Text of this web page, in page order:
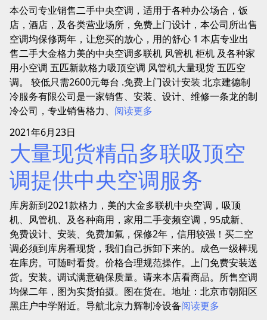
本公司专业销售二手中央空调，适用于各种办公场合，饭
店，酒店，及各类营业场所，免费上门设计，本公司所出售
空调均保修两年，让您买的放心，用的舒心 1 本店专业出
售二手大金格力美的中央空调多联机 风管机 柜机 及各种家
用小空调 五匹新款格力吸顶空调 风管机大量现货 五匹空
调。 较低只需2600元每台 .免费上门设计安装 北京建德制
冷服务有限公司是一家销售、安装、设计、维修一条龙的制
冷公司，专业销售格力、 阅读更多
2021年6月23日
大量现货精品多联吸顶空
调提供中央空调服务
库房新到2021款格力，美的大金多联机中央空调，吸顶
机、风管机、及各种商用，家用二手变频空调，95成新、
免费设计、安装、免费加氟，保修2年，信用较强！买二空
调必须到库房看现货，我们自己拆卸下来的。成色一级棒现
在库房。可随时看货。价格合理规范操作。上门免费安装送
货。安装。调试满意确保质量。请来本店看商品。所售空调
均保二年，图为实货拍摄。图在货在。地址：北京市朝阳区
黑庄户中学附近。导航北京力辉制冷设备阅读更多